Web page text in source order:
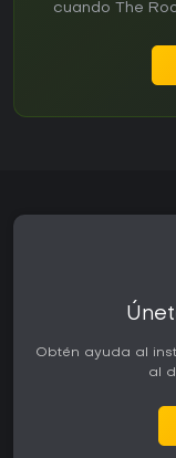
cuando The
Obtén ayuda al
al